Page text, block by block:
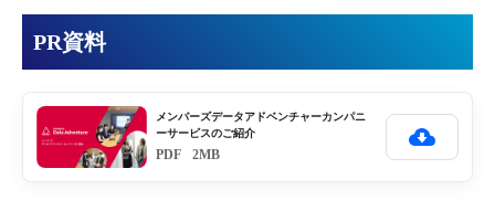
PR資料
メンバーズデータアドベンチャーカンパニ
ーサービスのご紹介
PDF 2MB